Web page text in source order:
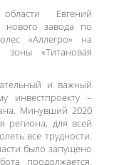
Евгений
нового завода по
«Аллегро» на
зоны
«Титановая
и важный
инвестпроекту –
Минувший 2020
региона, для всей
все трудности.
было запущено
продолжается.